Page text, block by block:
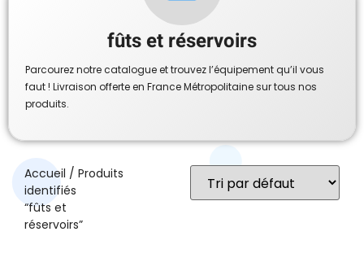
fûts et réservoirs
Parcourez notre catalogue et trouvez l’équipement qu’il vous
faut ! Livraison offerte en France Métropolitaine sur tous nos
produits.
Accueil / Produits
identifiés
“fûts et
réservoirs”